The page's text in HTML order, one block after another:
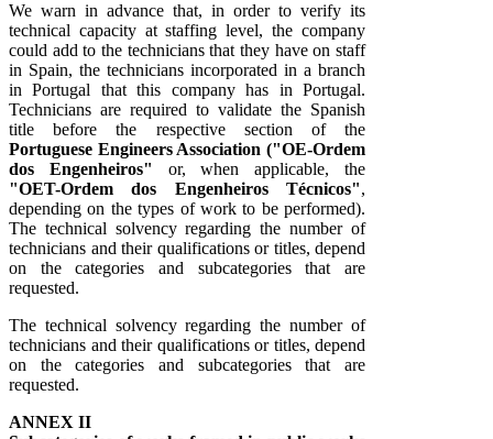
We warn in advance that, in order to verify its
technical capacity at staffing level, the company
could add to the technicians that they have on staff
in Spain, the technicians incorporated in a branch
in Portugal that this company has in Portugal.
Technicians are required to validate the Spanish
title before the respective section of the
Portuguese Engineers Association ("OE-Ordem
dos Engenheiros"
or, when applicable, the
"OET-Ordem dos Engenheiros Técnicos",
depending on the types of work to be performed).
The technical solvency regarding the number of
technicians and their qualifications or titles, depend
on the categories and subcategories that are
requested.
The technical solvency regarding the number of
technicians and their qualifications or titles, depend
on the categories and subcategories that are
requested.
ANNEX II